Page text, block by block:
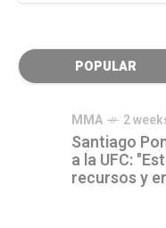
POPULAR
MMA 2
Santiago
a la UFC:
recursos y